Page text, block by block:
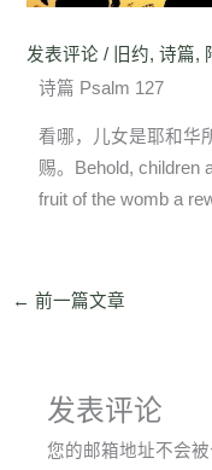
发表评论 / 旧约,诗篇,
诗篇 Psalm 127
看哪，儿女是耶和华
赐。Behold, children
fruit of the womb a
← 前一篇文章
发表评论
您的邮箱地址不会被